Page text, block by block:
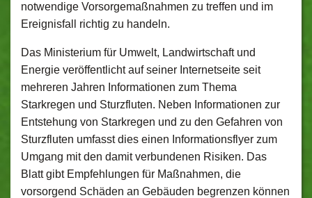
notwendige Vorsorgemaßnahmen zu treffen und im
Ereignisfall richtig zu handeln.
Das Ministerium für Umwelt, Landwirtschaft und
Energie veröffentlicht auf seiner Internetseite seit
mehreren Jahren Informationen zum Thema
Starkregen und Sturzfluten. Neben Informationen zur
Entstehung von Starkregen und zu den Gefahren von
Sturzfluten umfasst dies einen Informationsflyer zum
Umgang mit den damit verbundenen Risiken. Das
Blatt gibt Empfehlungen für Maßnahmen, die
vorsorgend Schäden an Gebäuden begrenzen können